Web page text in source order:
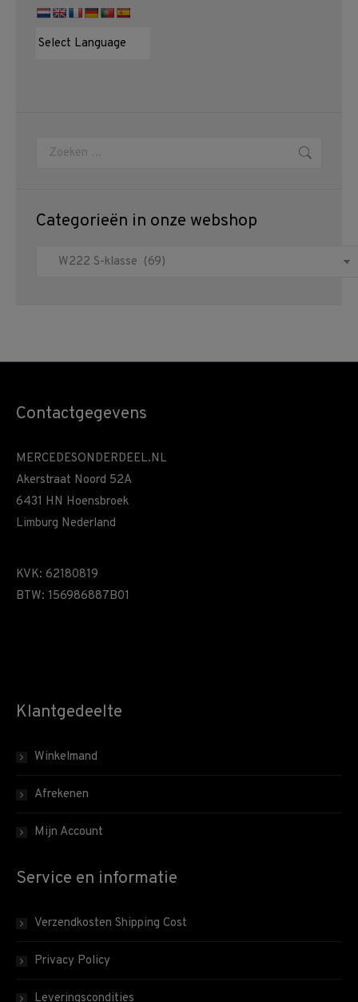
Zoeken:
Categorieën in onze webshop
Contactgegevens
MERCEDESONDERDEEL.NL
Akerstraat Noord 52A
6431 HN Hoensbroek
Limburg Nederland
KVK: 62180819
BTW: 156986887B01
Klantgedeelte
Winkelmand
Afrekenen
Mijn Account
Service en informatie
Verzendkosten Shipping Cost
Privacy Policy
Leveringscondities